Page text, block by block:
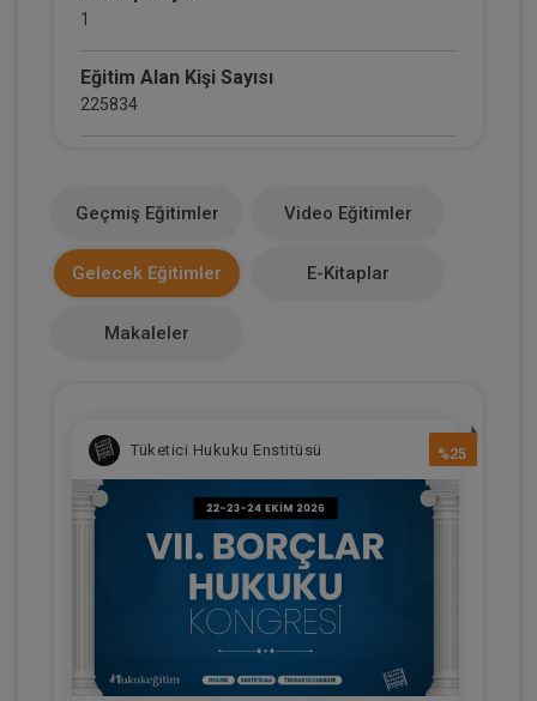
1
Eğitim Alan Kişi Sayısı
225834
Makale Sayısı
0
Geçmiş Eğitimler Video Eğitimler
Gelecek Eğitimler E-Kitaplar
Makaleler
%25
Tüketici Hukuku Enstitüsü